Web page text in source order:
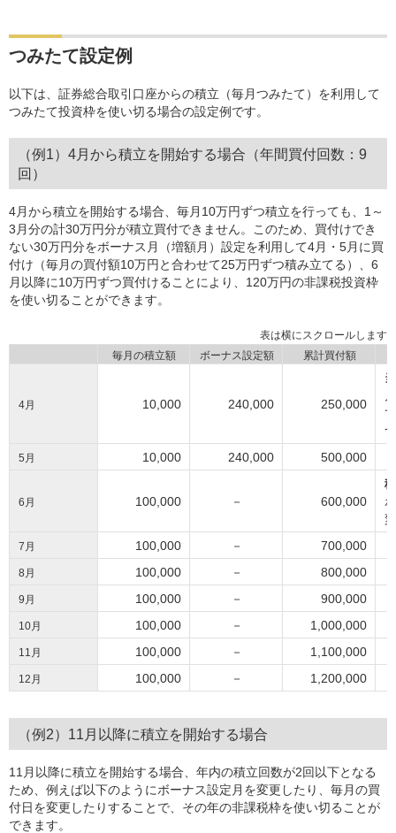
つみたて設定例
以下は、証券総合取引口座からの積立（毎月つみたて）を利用して
つみたて投資枠を使い切る場合の設定例です。
（例1）4月から積立を開始する場合（年間買付回数：9
回）
4月から積立を開始する場合、毎月10万円ずつ積立を行っても、1～
3月分の計30万円分が積立買付できません。このため、買付けでき
ない30万円分をボーナス月（増額月）設定を利用して4月・5月に買
付け（毎月の買付額10万円と合わせて25万円ずつ積み立てる）、6
月以降に10万円ずつ買付けることにより、120万円の非課税投資枠
を使い切ることができます。
毎月の積立額 ボーナス設定額 累計買付額
4月 10,000 240,000 250,000
5月 10,000 240,000 500,000
6月 100,000 － 600,000
7月 100,000 － 700,000
8月 100,000 － 800,000
9月 100,000 － 900,000
10月 100,000 － 1,000,000
11月 100,000 － 1,100,000
12月 100,000 － 1,200,000
（例2）11月以降に積立を開始する場合
11月以降に積立を開始する場合、年内の積立回数が2回以下となる
ため、例えば以下のようにボーナス設定月を変更したり、毎月の買
付日を変更したりすることで、その年の非課税枠を使い切ることが
できます。